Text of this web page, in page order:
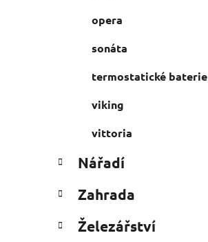
opera
sonáta
termostatické baterie
viking
vittoria
Nářadí
Zahrada
Železářství